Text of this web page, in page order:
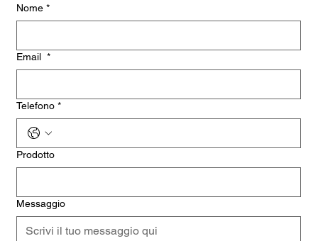
Nome *
Email *
Telefono *
Prodotto
Messaggio